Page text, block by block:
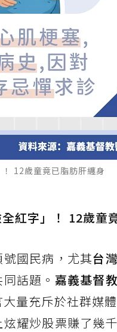
12歲童竟已脂肪肝纏身
紅字」！ 12歲童
國民病，尤其台
話題。 嘉義基督
量充斥於社群媒
炫耀炒股票賺了